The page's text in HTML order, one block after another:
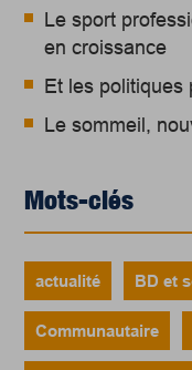
Le sport
en croissance
Et les politiques
Le sommeil,
Mots-clés
actualité BD et
Communautaire